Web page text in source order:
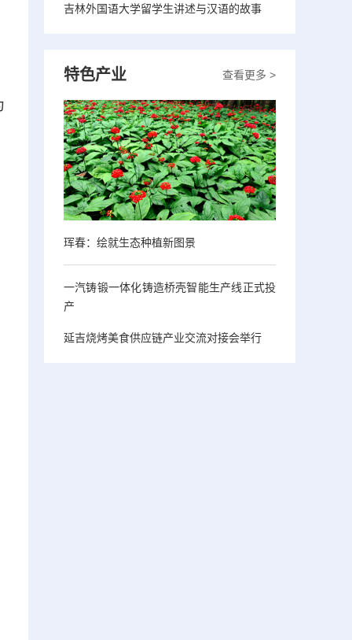
吉林外国语大学留学生讲述与汉语的故事
查看更多 >
特色产业
珲春：绘就生态种植新图景
一汽铸锻一体化铸造桥壳智能生产线正式投
产
延吉烧烤美食供应链产业交流对接会举行